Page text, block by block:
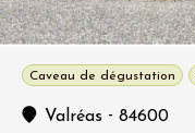
Caveau de dégustation
Valréas - 84600